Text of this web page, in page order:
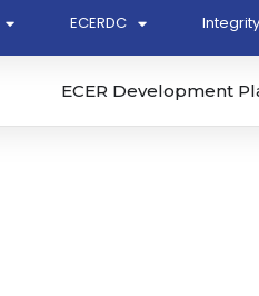
ECERDC
ECER Development